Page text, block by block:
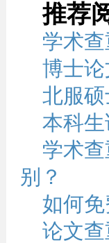
推荐
学术
博士
北服
本科
学术
别？
如何
论文